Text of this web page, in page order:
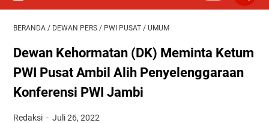
BERANDA / DEWAN PERS / PWI PUSAT / UMUM
Dewan Kehormatan (DK) Meminta Ketum
PWI Pusat Ambil Alih Penyelenggaraan
Konferensi PWI Jambi
Redaksi Juli 26, 2022